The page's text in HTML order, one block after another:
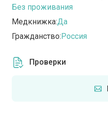
Без проживания
Медкнижка:Да
Гражданство:Россия
Проверки